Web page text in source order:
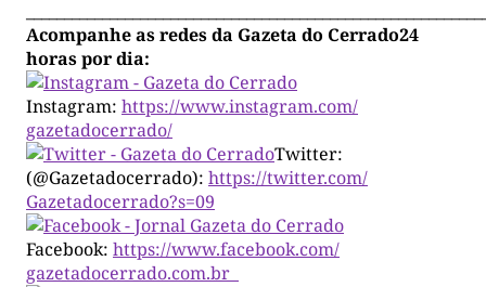
Acompanhe as redes da Gazeta do Cerrado24
horas por dia:
Instagram: https://www.instagram.com/
gazetadocerrado/
Twitter:
(@Gazetadocerrado): https://twitter.com/
Gazetadocerrado?s=09
Facebook: https://www.facebook.com/
gazetadocerrado.com.br